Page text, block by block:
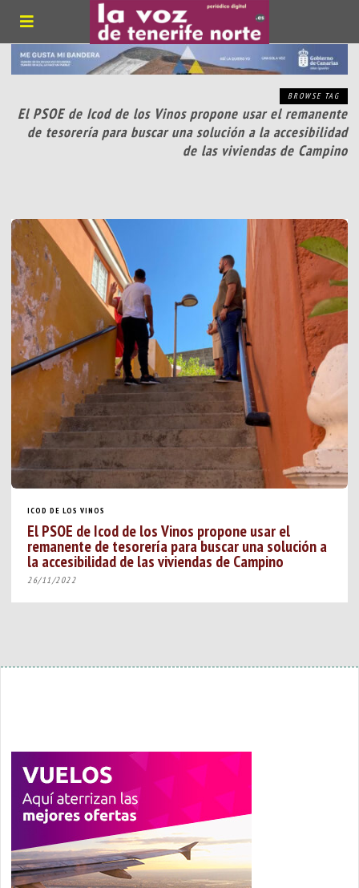
BROWSE TAG
El PSOE de Icod de los Vinos propone usar el remanente
de tesorería para buscar una solución a la accesibilidad
de las viviendas de Campino
ICOD DE LOS VINOS
El PSOE de Icod de los Vinos propone usar el
remanente de tesorería para buscar una solución a
la accesibilidad de las viviendas de Campino
26/11/2022